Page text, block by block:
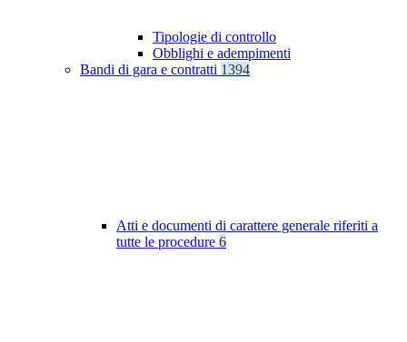
Tipologie di controllo
Obblighi e adempimenti
Bandi di gara e contratti 1394
Atti e documenti di carattere generale riferiti a
tutte le procedure 6